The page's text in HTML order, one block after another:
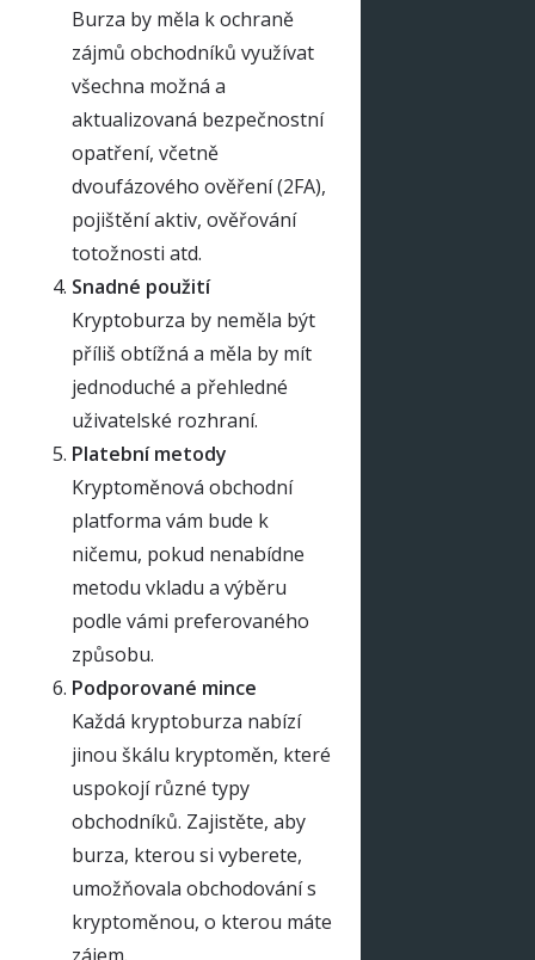
Burza by měla k ochraně
zájmů obchodníků využívat
všechna možná a
aktualizovaná bezpečnostní
opatření, včetně
dvoufázového ověření (2FA),
pojištění aktiv, ověřování
totožnosti atd.
Snadné použití
Kryptoburza by neměla být
příliš obtížná a měla by mít
jednoduché a přehledné
uživatelské rozhraní.
Platební metody
Kryptoměnová obchodní
platforma vám bude k
ničemu, pokud nenabídne
metodu vkladu a výběru
podle vámi preferovaného
způsobu.
Podporované mince
Každá kryptoburza nabízí
jinou škálu kryptoměn, které
uspokojí různé typy
obchodníků. Zajistěte, aby
burza, kterou si vyberete,
umožňovala obchodování s
kryptoměnou, o kterou máte